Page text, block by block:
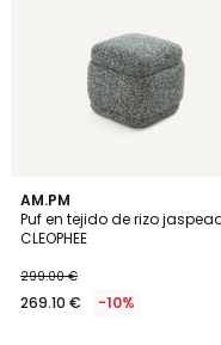
AM.PM
Puf en tejido de rizo
CLEOPHEE
299.00 €
269.10 € -10%